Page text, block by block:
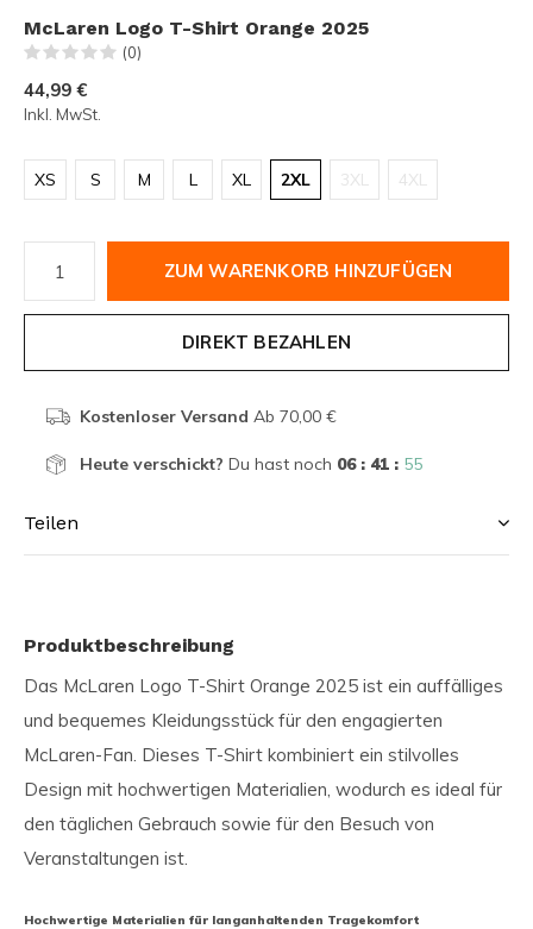
McLaren Logo T-Shirt Orange 2025
(0)
44,99 €
Inkl. MwSt.
XS S M L XL 2XL 3XL 4XL
ZUM WARENKORB HINZUFÜGEN
DIREKT BEZAHLEN
Kostenloser Versand Ab 70,00 €
Heute verschickt? Du hast noch 06 : 41 : 54
Teilen
Produktbeschreibung
Das McLaren Logo T-Shirt Orange 2025 ist ein auffälliges
und bequemes Kleidungsstück für den engagierten
McLaren-Fan. Dieses T-Shirt kombiniert ein stilvolles
Design mit hochwertigen Materialien, wodurch es ideal für
den täglichen Gebrauch sowie für den Besuch von
Veranstaltungen ist.
Hochwertige Materialien für langanhaltenden Tragekomfort